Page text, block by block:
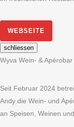
WEBSEITE
schliessen
Wyva Wein- & Apérobar
Seit Februar 2024
Andy die Wein- und
an Speisen, Weinen